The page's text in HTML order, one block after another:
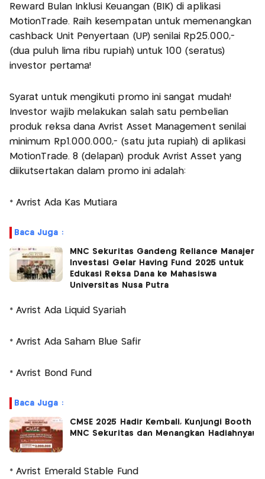
Reward Bulan Inklusi Keuangan (BIK) di aplikasi
MotionTrade. Raih kesempatan untuk memenangkan
cashback Unit Penyertaan (UP) senilai Rp25.000,-
(dua puluh lima ribu rupiah) untuk 100 (seratus)
investor pertama!
Syarat untuk mengikuti promo ini sangat mudah!
Investor wajib melakukan salah satu pembelian
produk reksa dana Avrist Asset Management senilai
minimum Rp1.000.000,- (satu juta rupiah) di aplikasi
MotionTrade. 8 (delapan) produk Avrist Asset yang
diikutsertakan dalam promo ini adalah:
* Avrist Ada Kas Mutiara
Baca Juga :
MNC Sekuritas Gandeng Reliance Manajer
Investasi Gelar Having Fund 2025 untuk
Edukasi Reksa Dana ke Mahasiswa
Universitas Nusa Putra
* Avrist Ada Liquid Syariah
* Avrist Ada Saham Blue Safir
* Avrist Bond Fund
Baca Juga :
CMSE 2025 Hadir Kembali, Kunjungi Booth
MNC Sekuritas dan Menangkan Hadiahnya!
* Avrist Emerald Stable Fund